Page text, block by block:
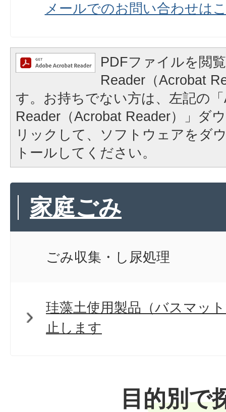
メールでのお問い合わせは
PDFファイルを閲
Reader（Acrobat
す。お持ちでない方は、左記の
Reader（Acrobat Reader）」ダ
リックして、ソフトウェアをダ
トールしてください。
家庭ごみ
ごみ収集・し尿処理
珪藻土使用製品（バスマッ
止します
目的別で